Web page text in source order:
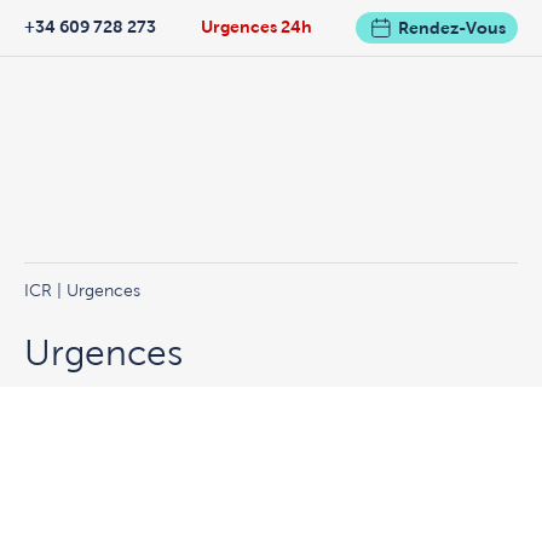
Urgences 24h
+34 609 728 273 Rendez-Vous
ICR Urgences
Urgences